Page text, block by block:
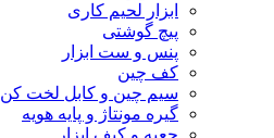
ابزار لحیم کاری
پیچ گوشتی
پنس و ست ابزار
کف چین
سیم چین و کابل لخت کن
گیره مونتاژ و پایه هویه
جعبه و کیف ابزار